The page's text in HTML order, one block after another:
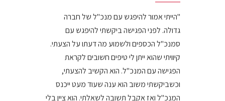
"הייתי אמור להיפגש עם מנכ"ל של חברה
גדולה. לפני הפגישה ביקשתי להיפגש עם
סמנכ"ל הכספים ולשמוע מה דעתו על הצעתי.
קיוויתי שהוא ייתן לי טיפים חשובים לקראת
הפגישה עם המנכ"ל. הוא הקשיב להצעתי,
וכשביקשתי משוב הוא ענה שעוד מעט ייכנס
המנכ"ל ואז אקבל תשובה לשאלתי. הוא ציין בלי